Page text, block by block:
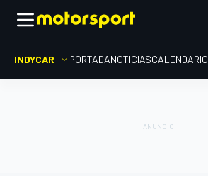
INDYCAR PORTADANOTICIASCALENDARIO